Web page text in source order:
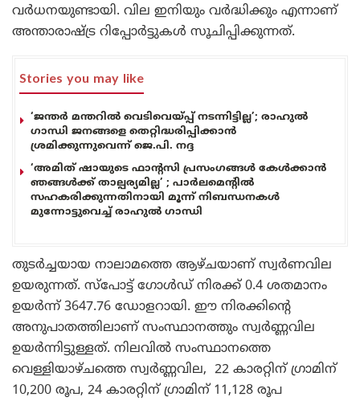
വർധനയുണ്ടായി. വില ഇനിയും വർദ്ധിക്കും എന്നാണ്
അന്താരാഷ്ട്ര റിപ്പോർട്ടുകൾ സൂചിപ്പിക്കുന്നത്.
Stories you may like
‘ജന്തർ മന്തറിൽ വെടിവെയ്പ്പ് നടന്നിട്ടില്ല’; രാഹുൽ
ഗാന്ധി ജനങ്ങളെ തെറ്റിദ്ധരിപ്പിക്കാൻ
ശ്രമിക്കുന്നുവെന്ന് ജെ.പി. നദ്ദ
‘അമിത് ഷായുടെ ഫാന്റസി പ്രസംഗങ്ങൾ കേൾക്കാൻ
ഞങ്ങൾക്ക് താല്പര്യമില്ല’ ; പാർലമെന്റിൽ
സഹകരിക്കുന്നതിനായി മൂന്ന് നിബന്ധനകൾ
മുന്നോട്ടുവെച്ച് രാഹുൽ ഗാന്ധി
തുടർച്ചയായ നാലാമത്തെ ആഴ്ചയാണ് സ്വർണവില
ഉയരുന്നത്. സ്​പോട്ട് ഗോൾഡ് നിരക്ക് 0.4 ശതമാനം
ഉയർന്ന് 3647.76 ഡോളറായി. ഈ നിരക്കിന്റെ
അനുപാതത്തിലാണ് സംസ്ഥാനത്തും സ്വർണ്ണവില
ഉയർന്നിട്ടുള്ളത്. നിലവിൽ സംസ്ഥാനത്തെ
വെള്ളിയാഴ്ചത്തെ സ്വർണ്ണവില, 22 കാരറ്റിന് ഗ്രാമിന്
10,200 രൂപ, 24 കാരറ്റിന് ഗ്രാമിന് 11,128 രൂപ